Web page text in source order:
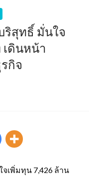
ริสุทธิ์ มั่นใจ
เดินหน้า
กิจ
เพิ่มทุน 7,426 ล้าน